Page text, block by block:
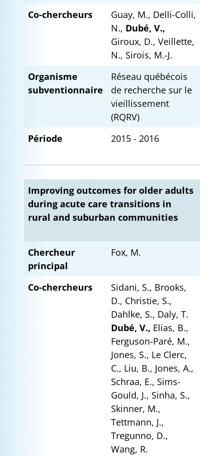
Co-chercheurs
Guay, M., Delli-Colli,
N., Dubé, V.,
Giroux, D., Veillette,
N., Sirois, M.-J.
Organisme
subventionnaire
Réseau québécois
de recherche sur le
vieillissement
(RQRV)
Période
2015 - 2016
Improving outcomes for older adults
during acute care transitions in
rural and suburban communities
Chercheur
principal
Fox, M.
Co-chercheurs
Sidani, S., Brooks,
D., Christie, S.,
Dahlke, S., Daly, T.
Dubé, V., Elias, B.,
Ferguson-Paré, M.,
Jones, S., Le Clerc,
C., Liu, B., Jones, A.,
Schraa, E., Sims-
Gould, J., Sinha, S.,
Skinner, M.,
Tettmann, J.,
Tregunno, D.,
Wang, R.